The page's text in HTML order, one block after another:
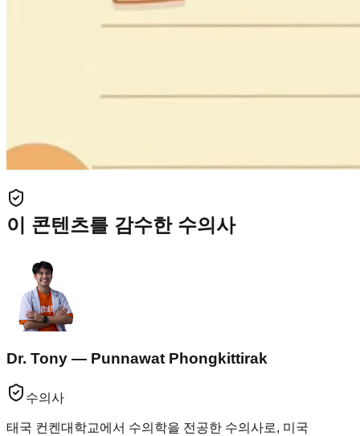
이 콘텐츠를 감수한 수의사
Dr. Tony — Punnawat Phongkittirak
수의사
태국 컨켄대학교에서 수의학을 전공한 수의사로, 미국